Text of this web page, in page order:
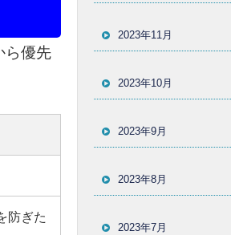
ら優先
防ぎた
2023年11月
2023年10月
2023年9月
2023年8月
2023年7月